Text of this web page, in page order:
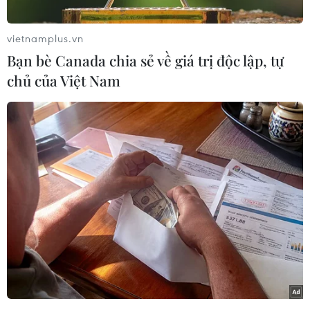
thịnh vượng, bền vững
Đà Nẵng: Khẩn trương tìm kiếm 3
người bị sóng cuốn mất tích tại bán
đảo Sơn Trà
08/08/2026 07:13
Đà Nẵng: Sóng cuốn 4 người tại Mũi
Nghê, 3 người mất tích
08/08/2026 06:02
Chủ tịch Quốc hội Trần Thanh Mẫn:
Khẳng định vai trò nòng cốt trong
vietnamplus.vn
Bạn bè Canada chia sẻ về giá trị độc lập, tự
chủ của Việt Nam